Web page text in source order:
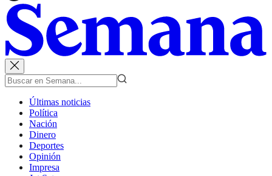
Últimas noticias
Política
Nación
Dinero
Deportes
Opinión
Impresa